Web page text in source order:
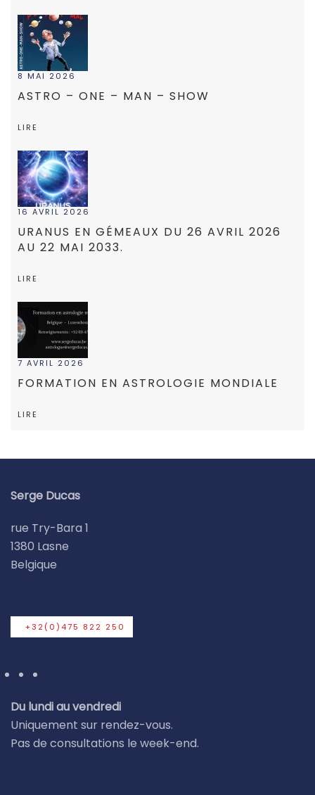
8 MAI 2026
ASTRO – ONE – MAN – SHOW
LIRE
16 AVRIL 2026
URANUS EN GÉMEAUX DU 26 AVRIL 2026
AU 22 MAI 2033.
LIRE
7 AVRIL 2026
FORMATION EN ASTROLOGIE MONDIALE
LIRE
Serge Ducas
rue Try-Bara 1
1380 Lasne
Belgique
+32(0)475 822 250
Du lundi au vendredi
Uniquement sur rendez-vous.
Pas de consultations le week-end.